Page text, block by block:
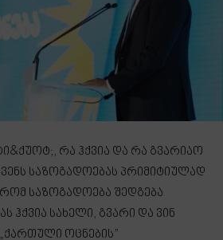
რა ჰქვია და რა გვარიაო
საზოგადოებას პრიმიტიულად
საზოგადოება შედგება
ჰქვია სახელი, გვარი და ვინ
ოცნების”